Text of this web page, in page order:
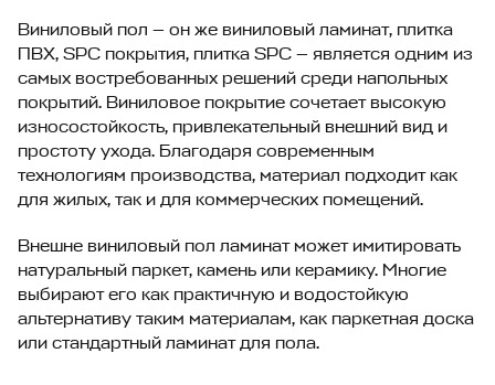
Виниловый пол — он же виниловый ламинат, плитка
ПВХ, SPC покрытия, плитка SPC — является одним из
самых востребованных решений среди напольных
покрытий. Виниловое покрытие сочетает высокую
износостойкость, привлекательный внешний вид и
простоту ухода. Благодаря современным
технологиям производства, материал подходит как
для жилых, так и для коммерческих помещений.
Внешне виниловый пол ламинат может имитировать
натуральный паркет, камень или керамику. Многие
выбирают его как практичную и водостойкую
альтернативу таким материалам, как паркетная доска
или стандартный ламинат для пола.